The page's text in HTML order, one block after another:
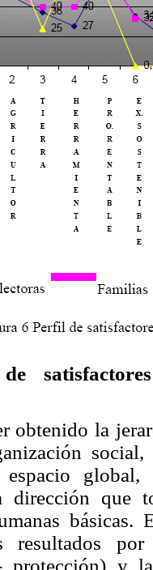
obtenido la
global,
dirección que
resultados por